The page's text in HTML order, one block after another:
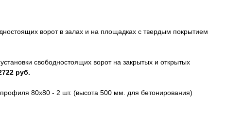
ворот в залах и на площадках с твердым покрытием
свободностоящих ворот на закрытых и открытых
руб.
80х80 - 2 шт. (высота 500 мм. для бетонирования)